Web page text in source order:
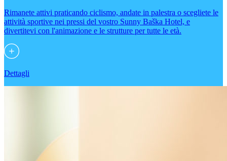
Rimanete attivi praticando ciclismo, andate in palestra o scegliete le
attività sportive nei pressi del vostro Sunny Baška Hotel, e
divertitevi con l'animazione e le strutture per tutte le età.
Dettagli